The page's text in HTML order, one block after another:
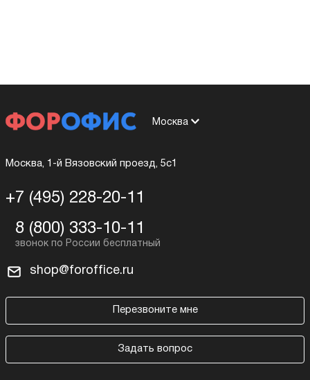
Москва
Москва, 1-й Вязовский проезд, 5с1
+7 (495) 228-20-11
8 (800) 333-10-11
shop@foroffice.ru
Перезвоните мне
Задать вопрос